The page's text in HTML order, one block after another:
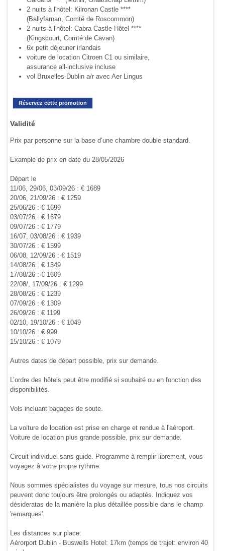
2 nuits à l'hôtel: Kilronan Castle ****
(Ballyfarnan, Comté de Roscommon)
2 nuits à l'hôtel: Cabra Castle Hôtel ****
(Kingscourt, Comté de Cavan)
6x petit déjeuner irlandais
voiture de location Citroen C1 ou similaire,
assurance all-inclusive incluse
vol Bruxelles-Dublin a/r avec Aer Lingus
Réservez cette promotion
Validité
Prix par personne sur la base d’une chambre double standard.
Example de prix en date du 28/05/2026
Départ le
11/06, 29/06, 03/09/26 : € 1689
20/06, 21/09/26 : € 1259
25/06/26 : € 1699
03/07/26 : € 1679
09/07/26 : € 1779
16/07, 03/08/26 : € 1939
30/07/26 : € 1599
06/08, 12/09/26 : € 1519
14/08/26 : € 1549
17/08/26 : € 1609
22/08/, 17/09/26 : € 1299
28/08/26 : € 1239
07/09/26 : € 1309
26/09/26 : € 1199
02/10, 19/10/26 : € 1049
10/10/26 : € 999
15/10/26 : € 1079
Autres dates de départ possible, prix sur demande.
L’ordre des hôtels peut être modifié si souhaité ou en fonction des
disponibilités.
Vols incluant bagages de soute.
La voiture de location est prise en charge et rendue à l'aéroport.
Voiture de location plus grande possible, prix sur demande.
Circuit individuel sans guide. Programme à remplir librement, vous
voyagez à votre propre rythme.
Nous sommes spécialistes du voyage sur mesure, tous nos circuits
peuvent donc toujours être prolongés ou adaptés. Indiquez vos
désideratas de la manière la plus détaillée possible dans le champ
'remarques'.
Les distances sur place:
Aérorport Dublin - Buswells Hotel: 17km (temps de trajet: environ 40